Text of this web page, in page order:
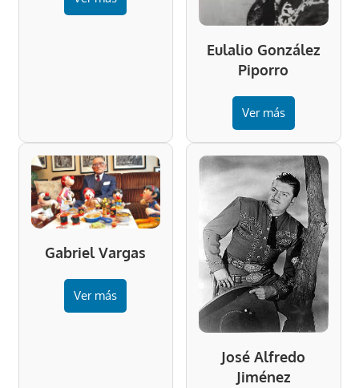
Eulalio González
Piporro
Ver más
Gabriel Vargas
Ver más
José Alfredo
Jiménez